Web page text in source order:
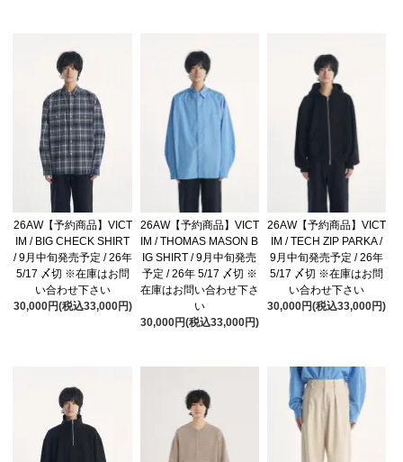
26AW【予約商品】VICT
IM / BIG CHECK SHIRT
/ 9月中旬発売予定 / 26年
5/17 〆切 ※在庫はお問
い合わせ下さい
30,000円(税込33,000円)
26AW【予約商品】VICT
IM / THOMAS MASON B
IG SHIRT / 9月中旬発売
予定 / 26年 5/17 〆切 ※
在庫はお問い合わせ下さ
い
30,000円(税込33,000円)
26AW【予約商品】VICT
IM / TECH ZIP PARKA /
9月中旬発売予定 / 26年
5/17 〆切 ※在庫はお問
い合わせ下さい
30,000円(税込33,000円)